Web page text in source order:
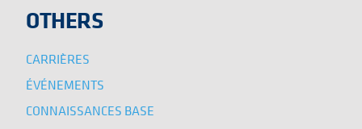
OTHERS
CARRIÈRES
ÉVÉNEMENTS
CONNAISSANCES BASE